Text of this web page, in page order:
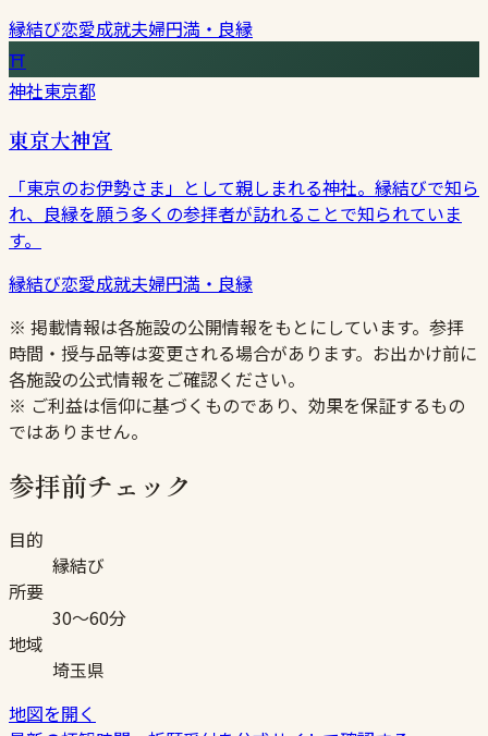
縁結び恋愛成就夫婦円満・良縁
⛩
神社東京都
東京大神宮
「東京のお伊勢さま」として親しまれる神社。縁結びで知ら
れ、良縁を願う多くの参拝者が訪れることで知られていま
す。
縁結び恋愛成就夫婦円満・良縁
※ 掲載情報は各施設の公開情報をもとにしています。参拝
時間・授与品等は変更される場合があります。お出かけ前に
各施設の公式情報をご確認ください。
※ ご利益は信仰に基づくものであり、効果を保証するもの
ではありません。
参拝前チェック
目的
縁結び
所要
30〜60分
地域
埼玉県
地図を開く